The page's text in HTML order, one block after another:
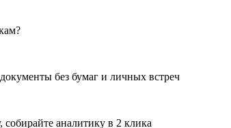
без бумаг и личных встреч
собирайте аналитику в 2 клика